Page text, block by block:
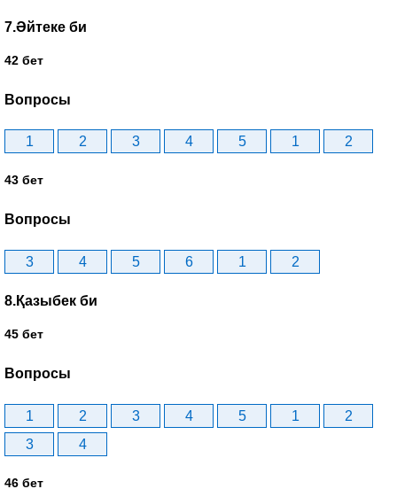
7.Әйтеке би
42 бет
Вопросы
1 2 3 4 5 1 2
43 бет
Вопросы
3 4 5 6 1 2
8.Қазыбек би
45 бет
Вопросы
1 2 3 4 5 1
2
3
4
46 бет